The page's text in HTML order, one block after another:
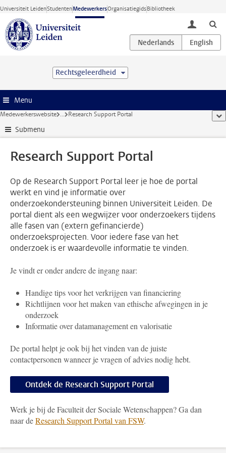
Ga direct naar de inhoud
Universiteit LeidenStudentenMedewerkersOrganisatiegidsBibliotheek
toggle
Rechtsgeleerdheid
Menu
Medewerkerswebsite ... Research Support Portal
Submenu
Research Support Portal
Op de Research Support Portal leer je hoe de portal
werkt en vind je informatie over
onderzoekondersteuning binnen Universiteit Leiden. De
portal dient als een wegwijzer voor onderzoekers tijdens
alle fasen van (extern gefinancierde)
onderzoeksprojecten. Voor iedere fase van het
onderzoek is er waardevolle informatie te vinden.
Je vindt er onder andere de ingang naar:
Handige tips voor het verkrijgen van financiering
Richtlijnen voor het maken van ethische afwegingen in je
onderzoek
Informatie over datamanagement en valorisatie
De portal helpt je ook bij het vinden van de juiste
contactpersonen wanneer je vragen of advies nodig hebt.
Ontdek de Research Support Portal
Werk je bij de Faculteit der Sociale Wetenschappen? Ga dan
naar deResearch Support Portal van FSW.